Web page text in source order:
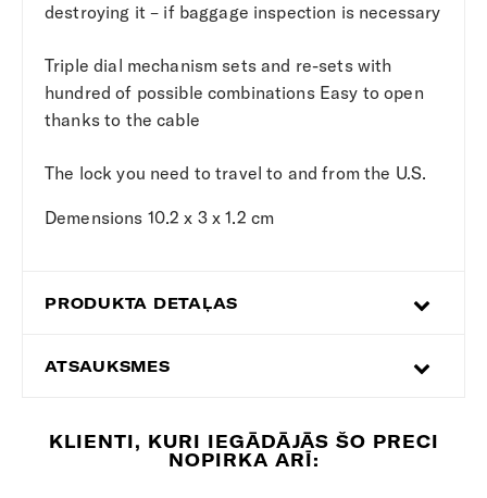
destroying it – if baggage inspection is necessary
Triple dial mechanism sets and re-sets with
hundred of possible combinations Easy to open
thanks to the cable
The lock you need to travel to and from the U.S.
Demensions 10.2 x 3 x 1.2 cm
PRODUKTA DETAĻAS
ATSAUKSMES
KLIENTI, KURI IEGĀDĀJĀS ŠO PRECI
NOPIRKA ARĪ: